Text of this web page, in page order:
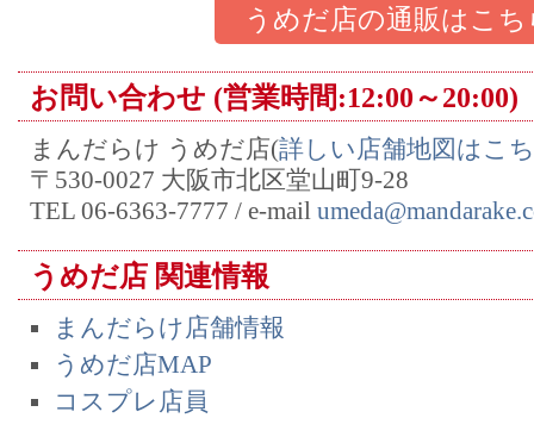
うめだ店の通販はこち
お問い合わせ (営業時間:12:00～20:00)
まんだらけ うめだ店(詳しい店舗地図はこ
〒530-0027 大阪市北区堂山町9-28
TEL 06-6363-7777 / e-mail
うめだ店 関連情報
まんだらけ店舗情報
うめだ店MAP
コスプレ店員